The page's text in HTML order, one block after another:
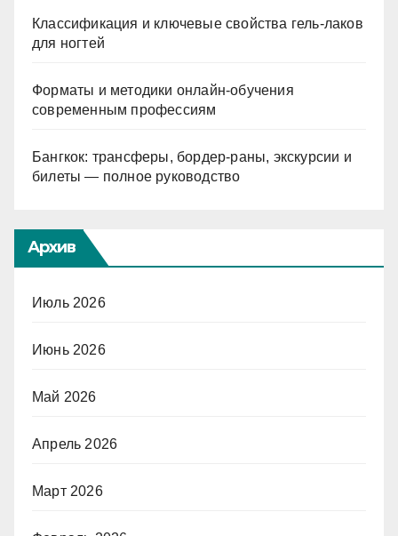
Классификация и ключевые свойства гель-лаков
для ногтей
Форматы и методики онлайн-обучения
современным профессиям
Бангкок: трансферы, бордер-раны, экскурсии и
билеты — полное руководство
Архив
Июль 2026
Июнь 2026
Май 2026
Апрель 2026
Март 2026